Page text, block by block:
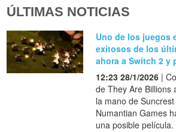
ÚLTIMAS NOTICIAS
Uno de los juegos
exitosos de los
ahora a Switch 2 y
12:23 28/1/2026 |
de They Are Billions
la mano de
Numantian Games
una posible película.